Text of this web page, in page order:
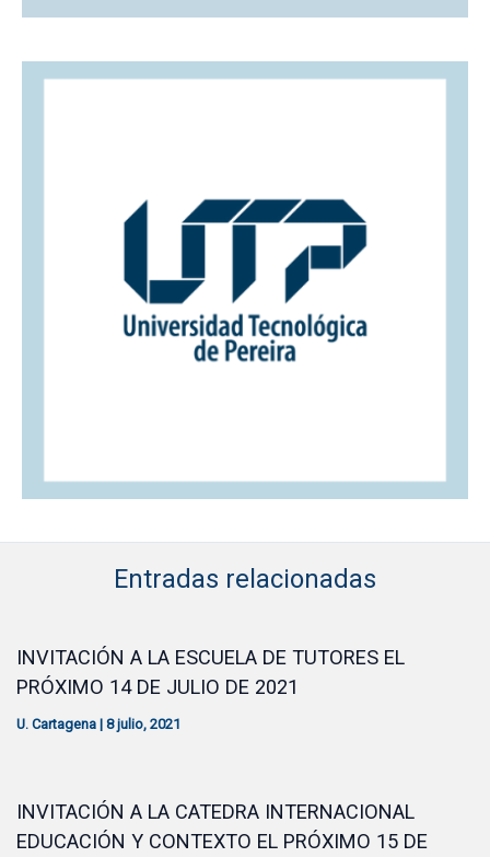
Entradas relacionadas
INVITACIÓN A LA ESCUELA DE TUTORES EL
PRÓXIMO 14 DE JULIO DE 2021
U. Cartagena | 8 julio, 2021
INVITACIÓN A LA CATEDRA INTERNACIONAL
EDUCACIÓN Y CONTEXTO EL PRÓXIMO 15 DE